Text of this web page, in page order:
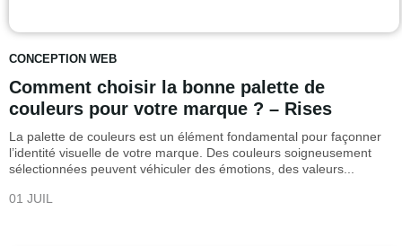
CONCEPTION WEB
Comment choisir la bonne palette de
couleurs pour votre marque ? – Rises
La palette de couleurs est un élément fondamental pour façonner
l’identité visuelle de votre marque. Des couleurs soigneusement
sélectionnées peuvent véhiculer des émotions, des valeurs...
01 JUIL